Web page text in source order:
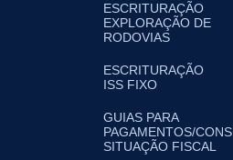
ESCRITURAÇÃO
EXPLORAÇÃO DE
RODOVIAS
ESCRITURAÇÃO
ISS FIXO
GUIAS PARA
PAGAMENTOS/
SITUAÇÃO FISCAL